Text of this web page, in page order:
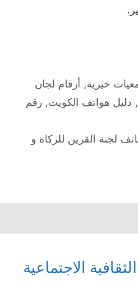
خيرية, أرقام لجان
, دليل هواتف الكويت, رقم
لجنة القرين للزكاة و
الاجتماعية